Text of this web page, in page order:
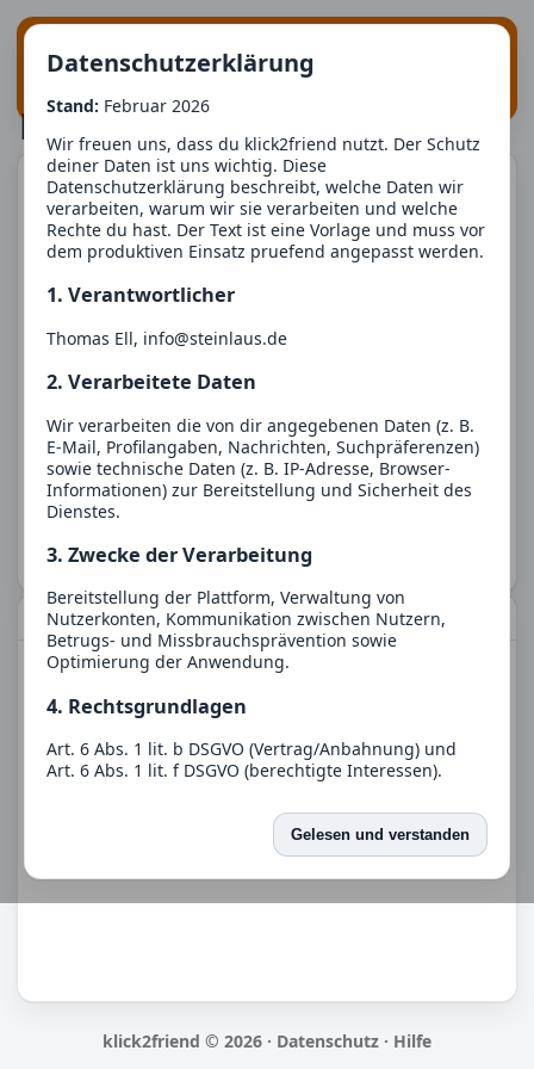
klick2friend
KI_Andreas_060
Profil
Ort04109 Leipzig
Größe 192 cm
Gewicht 75 kg
Info
Eigenschaften
CAD-Design Clueless
Gödel, Escher, Bach
Hip-Hop-Festival
Mit Haustieren reisen
Per Anhalter durch die Galaxis
Rooftop-Bars
Spelunky 2
Stand by Me
Surrealer Humor
YouTube oder Streams zusammen schauen
Datenschutzerklärung
Stand: Februar 2026
Wir freuen uns, dass du klick2friend nutzt. Der Schutz
deiner Daten ist uns wichtig. Diese
Datenschutzerklärung beschreibt, welche Daten wir
verarbeiten, warum wir sie verarbeiten und welche
Rechte du hast. Der Text ist eine Vorlage und muss vor
dem produktiven Einsatz pruefend angepasst werden.
1. Verantwortlicher
Thomas Ell, info@steinlaus.de
2. Verarbeitete Daten
Wir verarbeiten die von dir angegebenen Daten (z. B.
E-Mail, Profilangaben, Nachrichten, Suchpräferenzen)
sowie technische Daten (z. B. IP-Adresse, Browser-
Informationen) zur Bereitstellung und Sicherheit des
Dienstes.
3. Zwecke der Verarbeitung
Bereitstellung der Plattform, Verwaltung von
Nutzerkonten, Kommunikation zwischen Nutzern,
Betrugs- und Missbrauchsprävention sowie
Optimierung der Anwendung.
4. Rechtsgrundlagen
Art. 6 Abs. 1 lit. b DSGVO (Vertrag/Anbahnung) und
Art. 6 Abs. 1 lit. f DSGVO (berechtigte Interessen).
Eine Weitergabe an Dritte erfolgt nur, soweit dies für
den Betrieb erforderlich ist oder eine gesetzliche
Verpflichtung besteht.
jeweiligen Zwecke erforderlich ist oder gesetzliche
Aufbewahrungspflichten bestehen.
Gelesen und verstanden
klick2friend © 2026 · Datenschutz · Hilfe